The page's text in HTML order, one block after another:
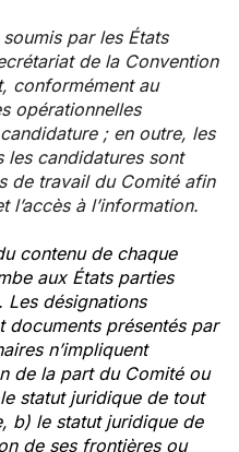
par les États
de la Convention
conformément au
opérationnelles
; en outre, les
les candidatures sont
de travail du Comité afin
l’accès à l’information.
contenu de chaque
aux États parties
Les désignations
documents présentés par
n’impliquent
de la part du Comité ou
statut juridique de tout
b) le statut juridique de
de ses frontières ou